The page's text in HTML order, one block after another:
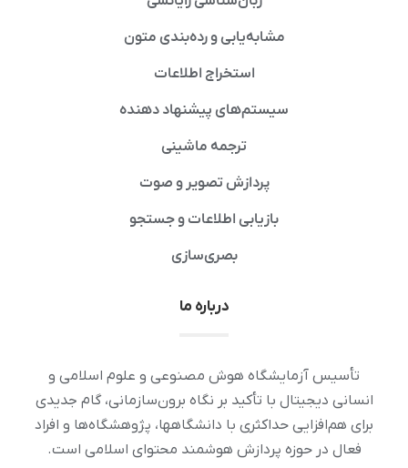
مشابه‌یابی و رده‌بندی متون
استخراج اطلاعات
سیستم‌های پیشنهاد دهنده
ترجمه ماشینی
پردازش تصویر و صوت
بازیابی اطلاعات و جستجو
بصری‌سازی
درباره ما
تأسیس آزمایشگاه هوش مصنوعی و علوم اسلامی و
انسانی دیجیتال با تأکید بر نگاه برون‌سازمانی، گام جدیدی
برای هم‌افزایی حداکثری با دانشگاهها، پژوهشگاه‌ها و افراد
فعال در حوزه پردازش هوشمند محتوای اسلامی است.